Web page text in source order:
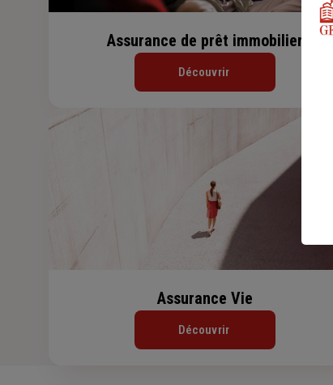
Assurance de prêt immobilier
Découvrir
Assurance Vie
Découvrir